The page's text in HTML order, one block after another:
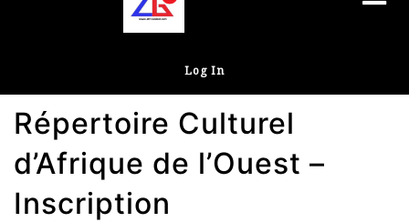
Log In
Répertoire Culturel
d’Afrique de l’Ouest –
Inscription